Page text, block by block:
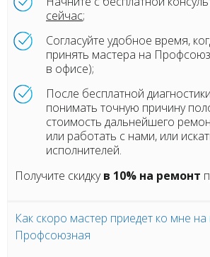
сейчас;
Согласуйте удобное время,
принять мастера на
в офисе);
После бесплатной
понимать точную причину
стоимость дальнейшего
или работать с нами, или
исполнителей.
Получите скидкув 10% на ремонт
Как скоро мастер приедет ко мне на
Профсоюзная